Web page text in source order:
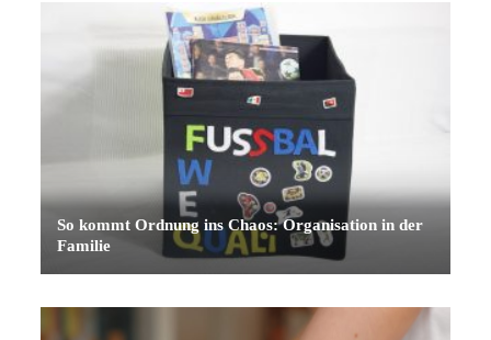
So kommt Ordnung ins Chaos: Organisation in der
Familie